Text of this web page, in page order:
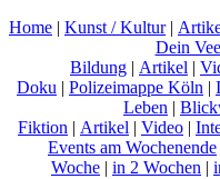
Home | Kunst / Kultur|
Dein
Bildung | Artikel |
Doku | Polizeimappe Köln |
Leben |
Fiktion | Artikel | Video |
Events am Wochenende
Woche | in 2 Wochen |